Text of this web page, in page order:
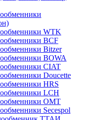
WTK
BCF
Bitzer
BOWA
CIAT
Doucette
HRS
LCH
OMT
Secespol